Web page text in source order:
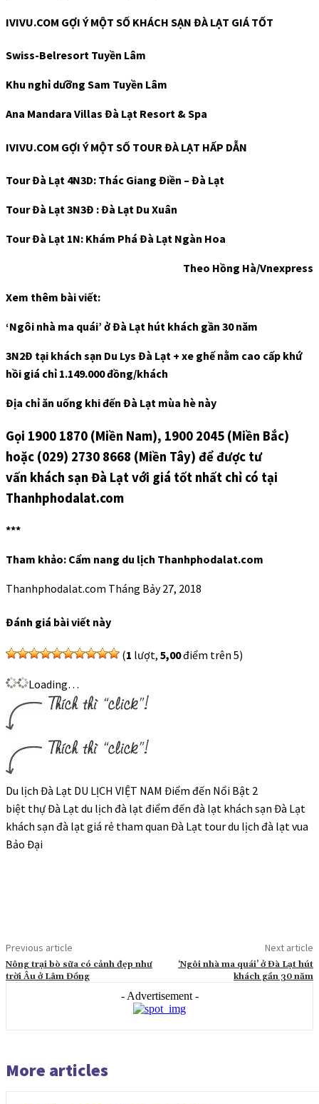
IVIVU.COM GỢI Ý MỘT SỐ KHÁCH SẠN ĐÀ LẠT GIÁ TỐT
Swiss-Belresort Tuyền Lâm
Khu nghỉ dưỡng Sam Tuyền Lâm
Ana Mandara Villas Đà Lạt Resort & Spa
IVIVU.COM GỢI Ý MỘT SỐ TOUR ĐÀ LẠT HẤP DẪN
Tour Đà Lạt 4N3D: Thác Giang Điền – Đà Lạt
Tour Đà Lạt 3N3Đ : Đà Lạt Du Xuân
Tour Đà Lạt 1N: Khám Phá Đà Lạt Ngàn Hoa
Theo Hồng Hà/Vnexpress
Xem thêm bài viết:
‘Ngôi nhà ma quái’ ở Đà Lạt hút khách gần 30 năm
3N2Đ tại khách sạn Du Lys Đà Lạt + xe ghế nằm cao cấp khứ
hồi giá chỉ 1.149.000 đồng/khách
Địa chỉ ăn uống khi đến Đà Lạt mùa hè này
Gọi 1900 1870 (Miền Nam), 1900 2045 (Miền Bắc)
hoặc (029) 2730 8668 (Miền Tây) để được tư
vấn khách sạn Đà Lạt với giá tốt nhất chỉ có tại
Thanhphodalat.com
***
Tham khảo: Cẩm nang du lịch Thanhphodalat.com
Thanhphodalat.com Tháng Bảy 27, 2018
Đánh giá bài viết này
(1 lượt, 5,00điểm trên 5)
Loading…
Du lịch Đà Lạt DU LỊCH VIỆT NAM Điểm đến Nổi Bật 2
biệt thự Đà Lạt du lịch đà lạt điểm đến đà lạt khách sạn Đà Lạt
khách sạn đà lạt giá rẻ tham quan Đà Lạt tour du lịch đà lạt vua
Bảo Đại
Previous article
Nông trại bò sữa có cảnh đẹp như
trời Âu ở Lâm Đồng
Next article
‘Ngôi nhà ma quái’ ở Đà Lạt hút
khách gần 30 năm
- Advertisement -
More articles